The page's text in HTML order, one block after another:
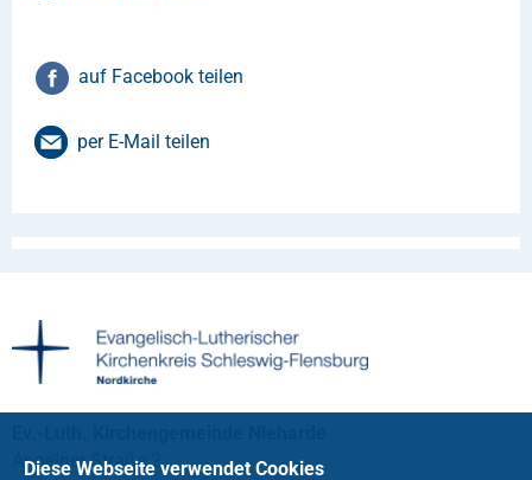
auf Facebook teilen
per E-Mail teilen
Angelner Straße 2
Diese Webseite verwendet Cookies